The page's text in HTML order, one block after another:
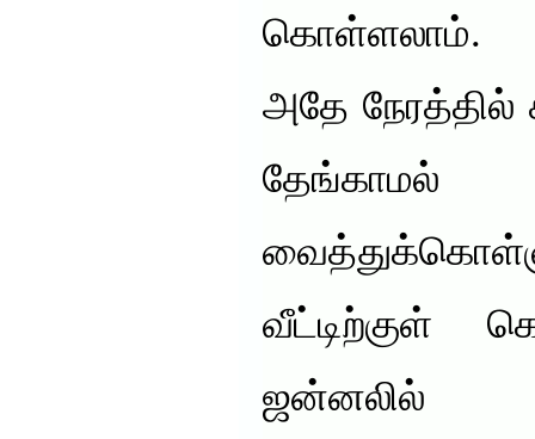
கொள்ளலாம்.
அதே நேரத்தில்
வீட்டிற்குள்
ஜன்னலில்